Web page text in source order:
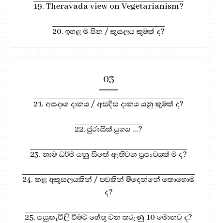
19. Theravada view on Vegetarianism?
20. ඉහළ ම පින / කුසලය කුමක් ද?
03
21. අසදෘශ දානය / අසදිස දානය යනු කුමක් ද?
22. ජුරාසික් යුගය ...?
23. නාම ධර්ම යනු සිතේ ඇතිවන ප්‍රපංචයක් ම ද?
24. කළ අකුසලයකින් / පවකින් මිදෙන්නේ කොහොම
ද?
25. පසුතැවිලි වීමට හේතු වන කරුණු 10 මොනව ද?